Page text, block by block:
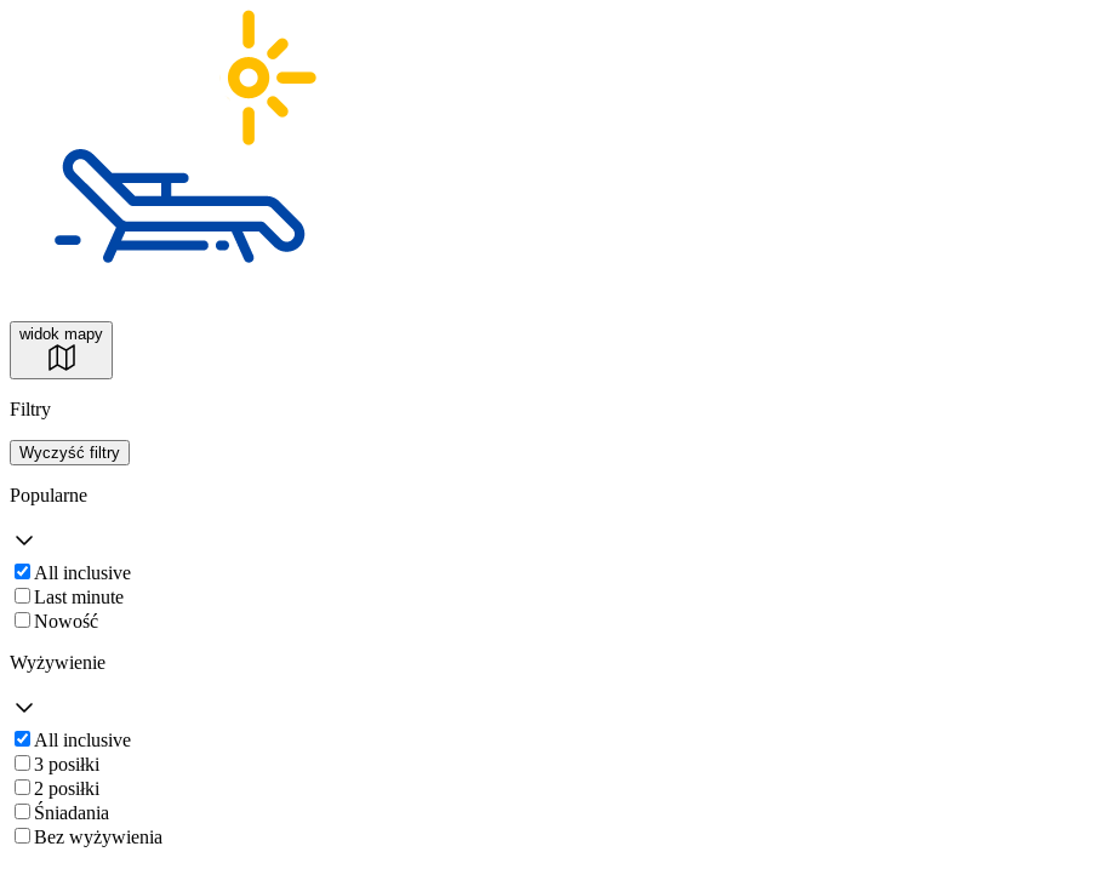
widok mapy
Filtry
Wyczyść filtry
Popularne
All inclusive
Last minute
Nowość
Wyżywienie
All inclusive
3 posiłki
2 posiłki
Śniadania
Bez wyżywienia